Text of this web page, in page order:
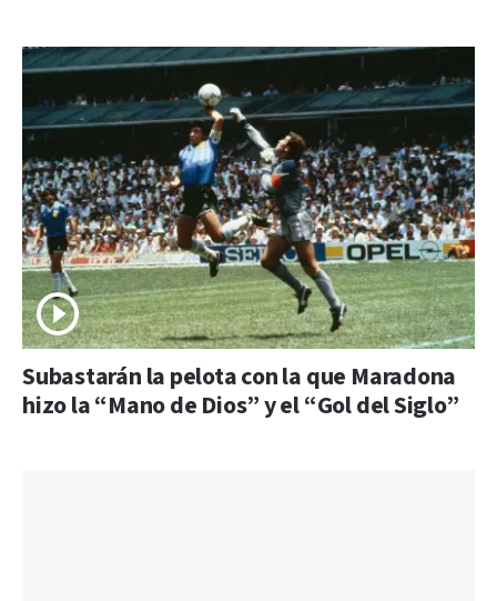
Subastarán la pelota con la que Maradona
hizo la “Mano de Dios” y el “Gol del Siglo”